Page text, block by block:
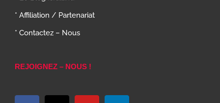
* Affiliation / Partenariat
* Contactez – Nous
REJOIGNEZ – NOUS !